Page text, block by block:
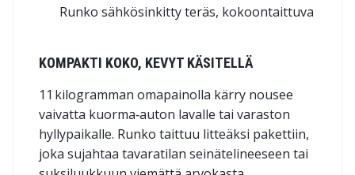
Runko sähkösinkitty teräs, kokoontaittuva
KOMPAKTI KOKO, KEVYT KÄSITELLÄ
11 kilogramman omapainolla kärry nousee
vaivatta kuorma‑auton lavalle tai varaston
hyllypaikalle. Runko taittuu litteäksi pakettiin,
joka sujahtaa tavaratilan seinätelineeseen tai